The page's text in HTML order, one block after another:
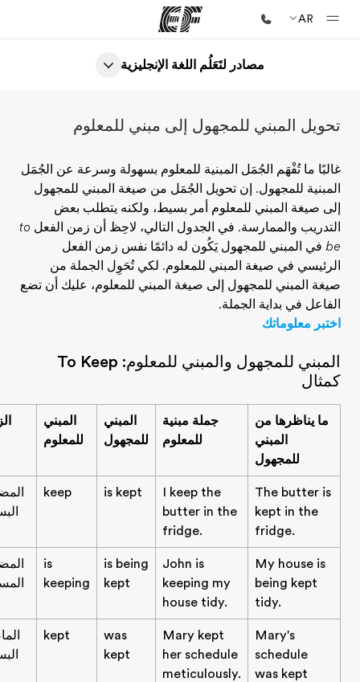
AR
الصفحة الرئيسية
برامج
شاهد كل ما نقوم به
مكاتب
أعثر على مكتب قريب منك
نبذة عنا
من نحن
وظائف
مصادر لتَعَلُم اللغة الإنجليزية
المبني للمجهول إلى مبني للمعلوم
ما تُفْهَم الجُمَل المبنية للمعلوم بسهولة وسرعة عن الجُمَل
للمجهول. إن تحويل الجُمَل من صيغة المبني للمجهول
صيغة المبني للمعلوم أمر بسيط، ولكنه يتطلب بعض
والممارسة. في الجدول التالي، لاحِظ أن زمن الفعلto
في المبني للمجهول يَكُون له دائمًا نفس زمن الفعل
في صيغة المبني للمعلوم. لكي تُحَوِل الجملة من
المبني للمجهول إلى صيغة المبني للمعلوم، عليك أن تضع
في بداية الجملة.
معلوماتك
المبني للمجهول والمبني للمعلوم: To Keep
المبني
للمعلوم
المبني
للمجهول
جملة مبنية
للمعلوم
ما يناظرها من
المبني
للمجهول
المضارع
البسيط
keep is kept
I keep the
butter in the
fridge.
The butter is
kept in the
fridge.
المضارع
المستمر
keeping
is being
John is
keeping my
house tidy.
My house is
being kept
الماضي
البسيط
Mary kept
her schedule
meticulously.
Mary's
schedule
was kept